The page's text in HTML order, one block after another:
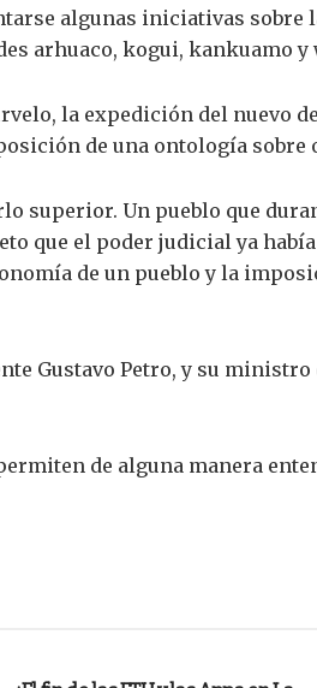
algunas iniciativas sobre
arhuaco, kogui, kankuamo y
la expedición del nuevo
de una ontología sobre
superior. Un pueblo que
que el poder judicial ya
de un pueblo y la
Gustavo Petro, y su
de alguna manera